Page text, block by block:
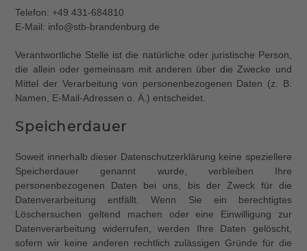
Telefon: +49 431-684810
E-Mail: info@stb-brandenburg.de
Verantwortliche Stelle ist die natürliche oder juristische Person,
die allein oder gemeinsam mit anderen über die Zwecke und
Mittel der Verarbeitung von personenbezogenen Daten (z. B.
Namen, E-Mail-Adressen o. Ä.) entscheidet.
Speicherdauer
Soweit innerhalb dieser Datenschutzerklärung keine speziellere
Speicherdauer genannt wurde, verbleiben Ihre
personenbezogenen Daten bei uns, bis der Zweck für die
Datenverarbeitung entfällt. Wenn Sie ein berechtigtes
Löschersuchen geltend machen oder eine Einwilligung zur
Datenverarbeitung widerrufen, werden Ihre Daten gelöscht,
sofern wir keine anderen rechtlich zulässigen Gründe für die